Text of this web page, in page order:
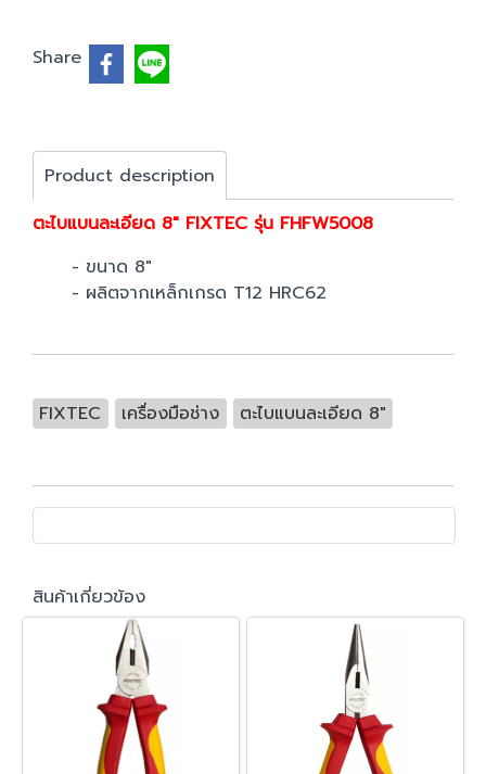
Share
Product description
ตะไบแบนละเอียด 8" FIXTEC รุ่น FHFW5008
- ขนาด 8"
- ผลิตจากเหล็กเกรด T12 HRC62
FIXTEC เครื่องมือช่าง ตะไบแบนละเอียด 8"
สินค้าเกี่ยวข้อง